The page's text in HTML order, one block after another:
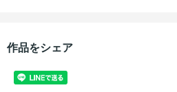
作品をシェア